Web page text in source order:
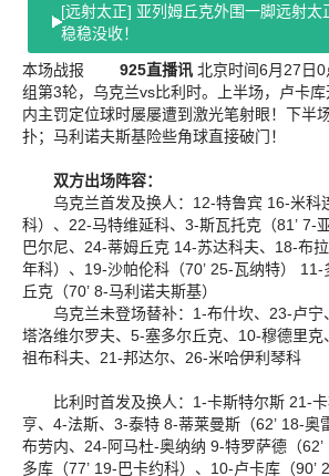
[远射太正] 亚列姆丘克外围一脚远射太
稳稳没收！
本场战报 925直播讯 北京时间6月27日
组第3轮，乌克兰vs比利时。上半场，卢卡
内主罚定位球时屡屡遭到激光笔射眼！下半
扑；马利诺夫斯基险些角球直接破门！
双方出场阵容：
乌克兰首发及换人：12-特鲁宾 16-米科
科）、22-马特维延科、3-斯瓦托克（81’ 7-
巴尔尼、24-蒂姆丘克 14-苏达科夫、18-布
年科）、19-沙帕伦科（70’ 25-瓦纳特）
丘克（70’ 8-马利诺夫斯基）
乌克兰未登场替补：1-布什坎、23-卢宁
塔洛维尔罗夫、5-塞多尔丘克、10-穆德里
祖布科夫、21-邦达尔、26-米哈伊利琴科
比利时首发及换人：1-卡斯特尔斯 21-卡
亨、4-法斯、3-泰特 8-蒂莱曼斯（62’ 18-奥
布劳内、24-阿马杜-奥纳纳 9-特罗萨德（
多库（77’ 19-巴卡约科）、10-卢卡库（90’